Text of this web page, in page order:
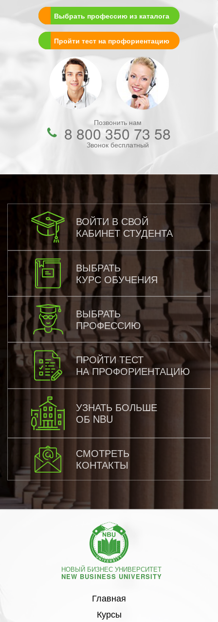
Выбрать профессию из каталога
Пройти тест на профориентацию
Позвонить нам
8 800 350 73 58
Звонок бесплатный
ВОЙТИ В СВОЙ
КАБИНЕТ СТУДЕНТА
ВЫБРАТЬ
КУРС ОБУЧЕНИЯ
ВЫБРАТЬ
ПРОФЕССИЮ
ПРОЙТИ ТЕСТ
НА ПРОФОРИЕНТАЦИЮ
УЗНАТЬ БОЛЬШЕ
ОБ NBU
СМОТРЕТЬ
КОНТАКТЫ
НОВЫЙ БИЗНЕС УНИВЕРСИТЕТ
NEW BUSINESS UNIVERSITY
Главная
Курсы